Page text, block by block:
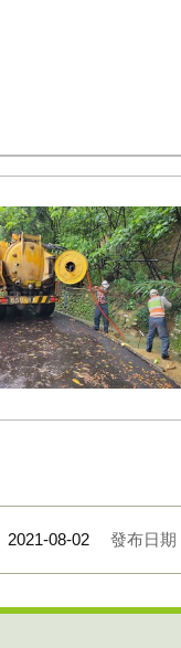
2021-08-02 發布日期